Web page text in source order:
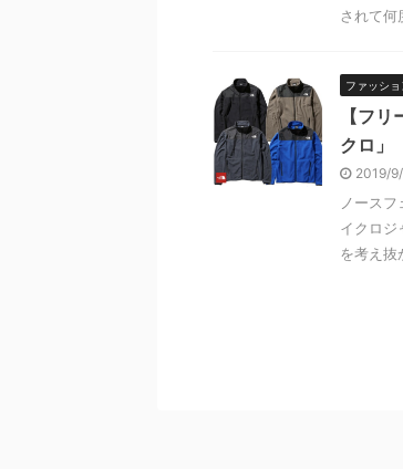
されて何
ファッショ
【フ
クロ」
2019/
ノース
イクロジ
を考え抜